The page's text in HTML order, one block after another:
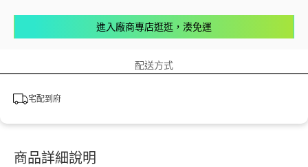
進入廠商專店逛逛，湊免運
配送方式
宅配到府
商品詳細說明